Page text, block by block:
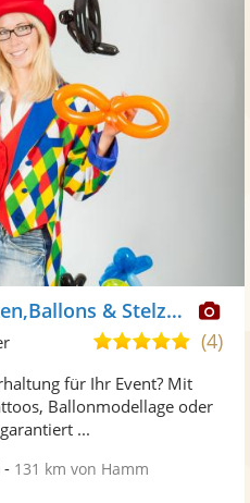
Nadjas Kinderschminken,Ballons & Stelzenlauf
5,0
5
(4)
für Ihr Event? Mit
Ballonmodellage oder
...
- 131 km von Hamm